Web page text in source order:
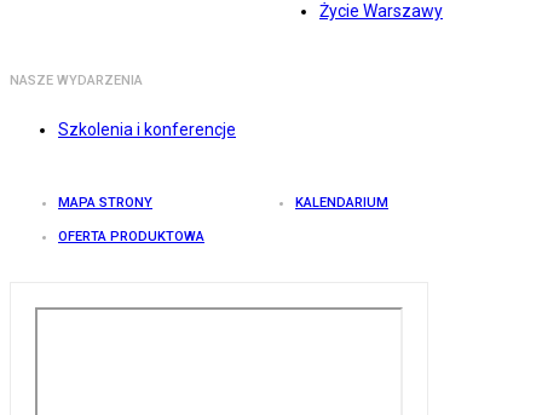
Życie Warszawy
NASZE WYDARZENIA
Szkolenia i konferencje
MAPA STRONY KALENDARIUM
OFERTA PRODUKTOWA